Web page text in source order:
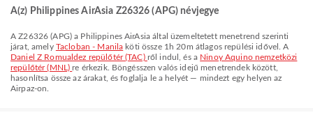
A(z) Philippines AirAsia Z26326 (APG) névjegye
AZ26326 (APG) a Philippines AirAsia által üzemeltetett menetrend szerinti
járat, amely Tacloban - Manila köti össze 1h 20m átlagos repülési idővel. A
Daniel Z Romualdez repülőtér (TAC) ről indul, és a Ninoy Aquino nemzetközi
repülőtér (MNL)re érkezik. Böngésszen valós idejű menetrendek között,
hasonlítsa össze az árakat, és foglalja le a helyét — mindezt egy helyen az
Airpaz-on.